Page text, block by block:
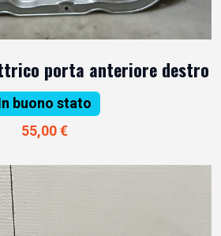
porta anteriore destro
buono stato
55,00 €